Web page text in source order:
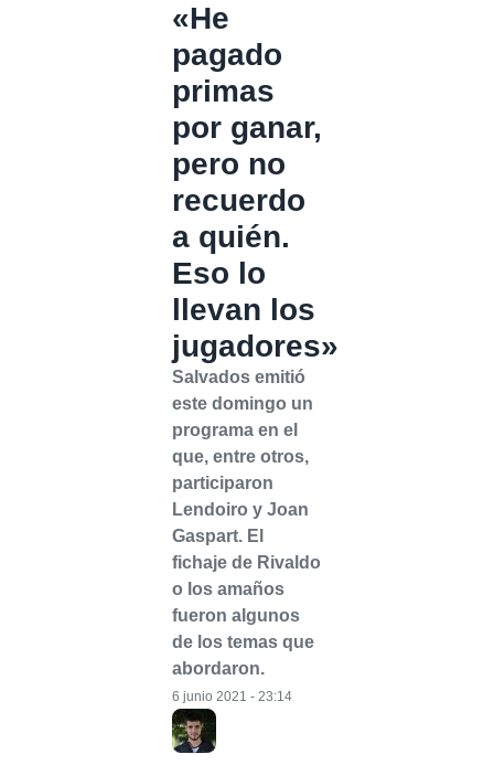
«He
pagado
primas
por ganar,
pero no
recuerdo
a quién.
Eso lo
llevan los
jugadores»
Salvados emitió
este domingo un
programa en el
que, entre otros,
participaron
Lendoiro y Joan
Gaspart. El
fichaje de Rivaldo
o los amaños
fueron algunos
de los temas que
abordaron.
6 junio 2021 - 23:14